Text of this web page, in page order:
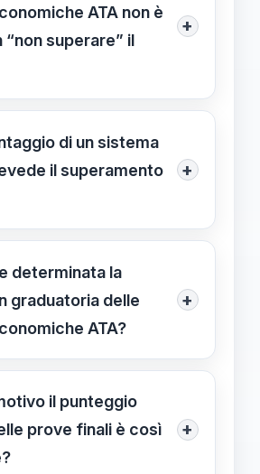
ATA non è
superare” il
+
basa su una valutazione
delle risposte,
un punteggio totale,
di superamento, per
di un sistema
il superamento
+
valutare equamente tutte
acquisite,
il miglioramento
penalizzazioni per
determinata la
graduatoria delle
ATA?
+
viene calcolata in base
ottenuto nelle prove
di servizio come
il punteggio
prove finali è così
+